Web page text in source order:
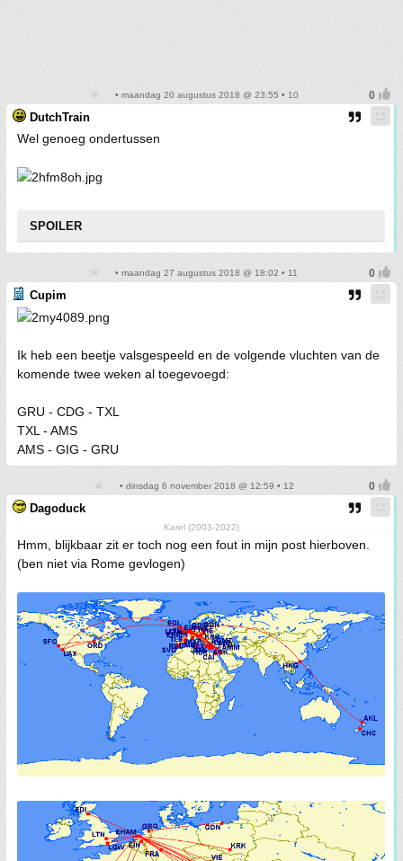
• maandag 20 augustus 2018 @ 23:55 • 10
DutchTrain
Wel genoeg ondertussen
SPOILER
• maandag 27 augustus 2018 @ 18:02 • 11
Cupim
Ik heb een beetje valsgespeeld en de volgende vluchten van de
komende twee weken al toegevoegd:
GRU - CDG - TXL
TXL - AMS
AMS - GIG - GRU
• dinsdag 6 november 2018 @ 12:59 • 12
Dagoduck
Karel (2003-2022)
Hmm, blijkbaar zit er toch nog een fout in mijn post hierboven.
(ben niet via Rome gevlogen)